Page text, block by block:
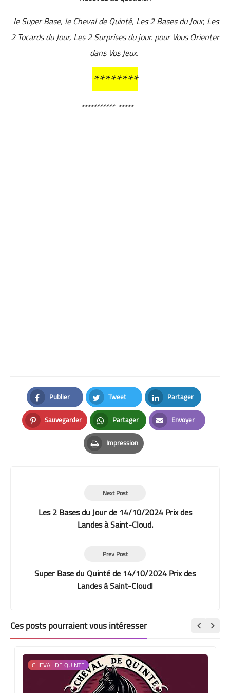
le Super Base, le Cheval de Quinté, Les 2 Bases du Jour, Les
2 Tocards du Jour, Les 2 Surprises du jour. pour Vous Orienter
dans Vos Jeux.
********
*********** *****
Publier
Facebook
Tweet
Twitter
Partager
LinkedIn
Sauvegarder
Pinterest
Partager
Whatsapp
Envoyer
Email
Impression
Print
Next Post
Les 2 Bases du Jour de 14/10/2024 Prix des
Landes à Saint-Cloud.
Prev Post
Super Base du Quinté de 14/10/2024 Prix des
Landes à Saint-Cloudl
Ces posts pourraient vous intéresser
CHEVAL DE QUINTE